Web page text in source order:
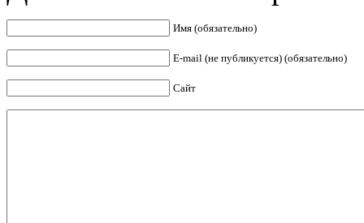
Имя (обязательно)
E-mail (не публикуется) (обязательно)
Сайт